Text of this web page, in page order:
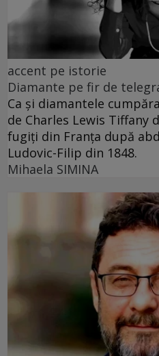
accent pe istorie
Diamante pe fir de
Ca și diamantele
de Charles Lewis Tiffany
fugiți din Franța după
Ludovic-Filip din 1848.
Mihaela SIMINA